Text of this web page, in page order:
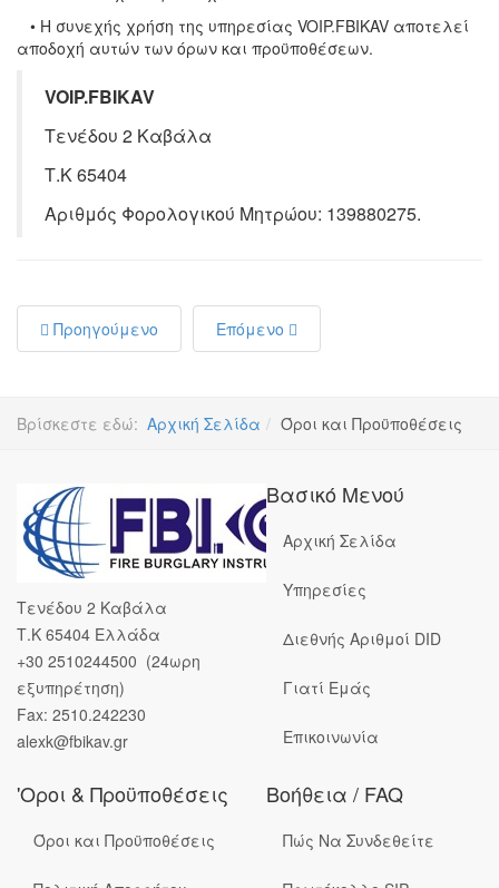
• Η συνεχής χρήση της υπηρεσίας VOIP.FBIKAV αποτελεί
αποδοχή αυτών των όρων και προϋποθέσεων.
VOIP.FBIKAV
Τενέδου 2 Καβάλα
Τ.Κ 65404
Αριθμός Φορολογικού Μητρώου: 139880275.
Προηγούμενο Επόμενο
Βρίσκεστε εδώ: Αρχική Σελίδα Όροι και Προϋποθέσεις
Τενέδου 2 Καβάλα
Τ.Κ 65404 Ελλάδα
+30 2510244500 (24ωρη
εξυπηρέτηση)
Fax: 2510.242230
alexk@fbikav.gr
Βασικό Μενού
Αρχική Σελίδα
Υπηρεσίες
Διεθνής Αριθμοί DID
Γιατί Εμάς
Επικοινωνία
'Οροι & Προϋποθέσεις
Όροι και Προϋποθέσεις
Βοήθεια / FAQ
Πώς Να Συνδεθείτε